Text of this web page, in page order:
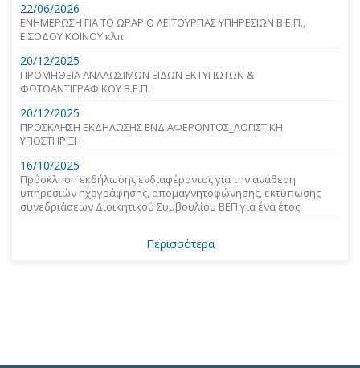
22/06/2026
ΕΝΗΜΕΡΩΣΗ ΓΙΑ ΤΟ ΩΡΑΡΙΟ ΛΕΙΤΟΥΡΓΙΑΣ ΥΠΗΡΕΣΙΩΝ Β.Ε.Π.,
ΕΙΣΟΔΟΥ ΚΟΙΝΟΥ κλπ
20/12/2025
ΠΡΟΜΗΘΕΙΑ ΑΝΑΛΩΣΙΜΩΝ ΕΙΔΩΝ ΕΚΤΥΠΩΤΩΝ &
ΦΩΤΟΑΝΤΙΓΡΑΦΙΚΟΥ Β.Ε.Π.
20/12/2025
ΠΡΟΣΚΛΗΣΗ ΕΚΔΗΛΩΣΗΣ ΕΝΔΙΑΦΕΡΟΝΤΟΣ_ΛΟΓΙΣΤΙΚΗ
ΥΠΟΣΤΗΡΙΞΗ
16/10/2025
Πρόσκληση εκδήλωσης ενδιαφέροντος για την ανάθεση
υπηρεσιών ηχογράφησης, απομαγνητοφώνησης, εκτύπωσης
συνεδριάσεων Διοικητικού Συμβουλίου ΒΕΠ για ένα έτος
Περισσότερα